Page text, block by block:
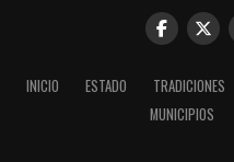
INICIO ESTADO TRADICIONES
MUNICIPIOS